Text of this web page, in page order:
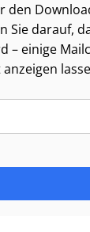
den
Sie darauf,
– einige